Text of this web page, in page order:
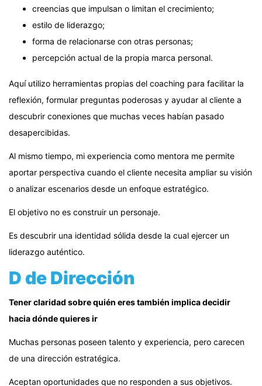
creencias que impulsan o limitan el crecimiento;
estilo de liderazgo;
forma de relacionarse con otras personas;
percepción actual de la propia marca personal.
Aquí utilizo herramientas propias del coaching para facilitar la
reflexión, formular preguntas poderosas y ayudar al cliente a
descubrir conexiones que muchas veces habían pasado
desapercibidas.
Al mismo tiempo, mi experiencia como mentora me permite
aportar perspectiva cuando el cliente necesita ampliar su visión
o analizar escenarios desde un enfoque estratégico.
El objetivo no es construir un personaje.
Es descubrir una identidad sólida desde la cual ejercer un
liderazgo auténtico.
D de Dirección
Tener claridad sobre quién eres también implica decidir
hacia dónde quieres ir
Muchas personas poseen talento y experiencia, pero carecen
de una dirección estratégica.
Aceptan oportunidades que no responden a sus objetivos.